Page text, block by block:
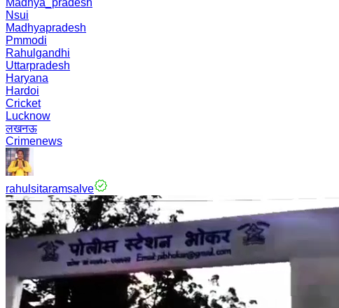
Madhya_pradesh
Nsui
Madhyapradesh
Pmmodi
Rahulgandhi
Uttarpradesh
Haryana
Hardoi
Cricket
Lucknow
लखनऊ
Crimenews
rahulsitaramsalve